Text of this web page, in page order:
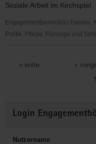
Soziale Arbeit im Kirchspiel
Engagementbereich(e) Familie,
Politik, Pflege, Fürsorge und
Kirchspiel
erste
Informationen
Login
Nutzername